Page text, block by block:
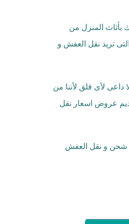
بأثاث المنزل من
تريد نقل العفش و
لأى قلق لأننا من
عروض اسعار نقل
شحن و نقل العفش